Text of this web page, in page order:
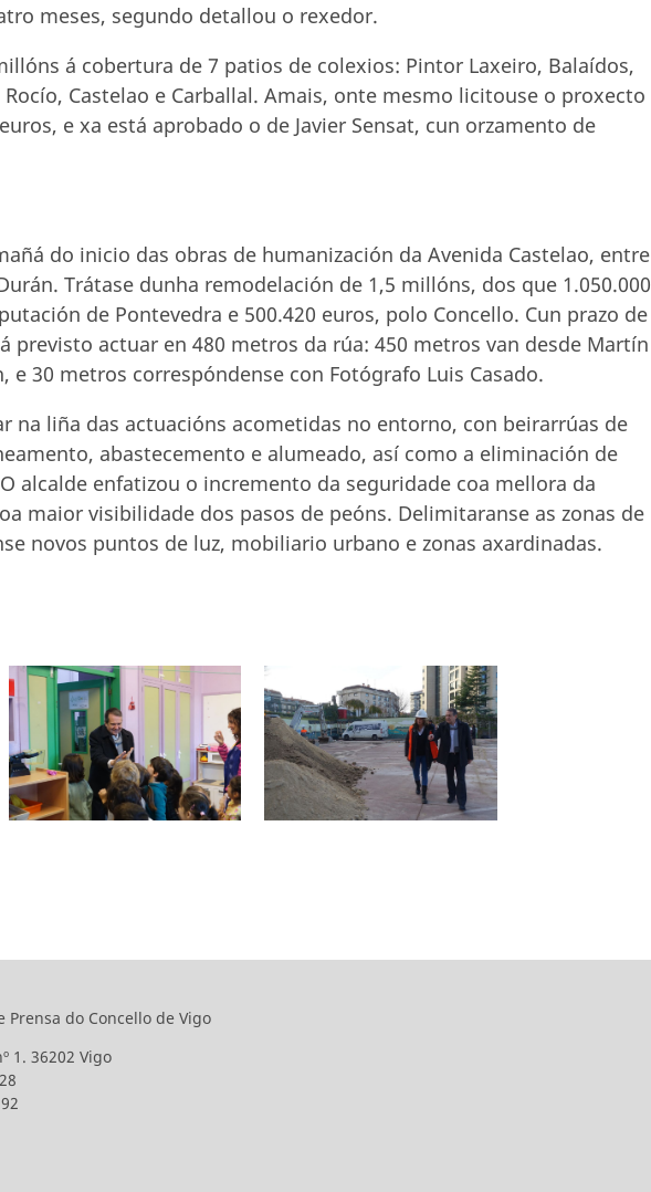
meses, segundo detallou o rexedor.
á cobertura de 7 patios de colexios: Pintor Laxeiro, Balaídos,
Rocío, Castelao e Carballal. Amais, onte mesmo licitouse o proxecto
e xa está aprobado o de Javier Sensat, cun orzamento de
do inicio das obras de humanización da Avenida Castelao, entre
Trátase dunha remodelación de 1,5 millóns, dos que 1.050.000
de Pontevedra e 500.420 euros, polo Concello. Cun prazo de
previsto actuar en 480 metros da rúa: 450 metros van desde Martín
e 30 metros correspóndense con Fotógrafo Luis Casado.
na liña das actuacións acometidas no entorno, con beirarrúas de
abastecemento e alumeado, así como a eliminación de
alcalde enfatizou o incremento da seguridade coa mellora da
maior visibilidade dos pasos de peóns. Delimitaranse as zonas de
novos puntos de luz, mobiliario urbano e zonas axardinadas.
Prensa do Concello de Vigo
1. 36202 Vigo